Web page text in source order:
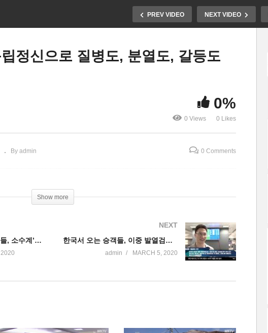
PREV VIDEO NEXT VIDEO
정신으로 질병도, 분열도, 갈등도
0%
0 Views 0 Likes
By admin 0 Comments
Show more
리치 아웃 공화당 ‘한인들, 소수계’ 표심 잡기 돌입
NEXT
한국서 오는 승객들, 이중 발열검사 돌입
admin MARCH 5, 2020